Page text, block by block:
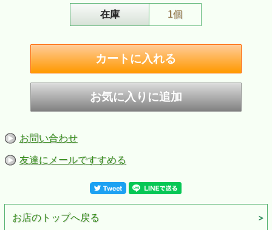
在庫 1個
お問い合わせ
友達にメールですすめる
お店のトップへ戻る